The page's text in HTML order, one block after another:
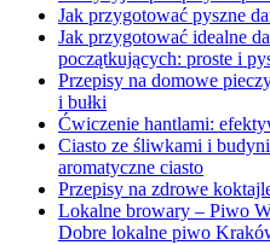
Jak przygotować pyszne
Jak przygotować idealne
początkujących: proste i
Przepisy na domowe
i bułki
Ćwiczenie hantlami:
Ciasto ze śliwkami i
aromatyczne ciasto
Przepisy na zdrowe
Lokalne browary – Piwo
Dobre lokalne piwo